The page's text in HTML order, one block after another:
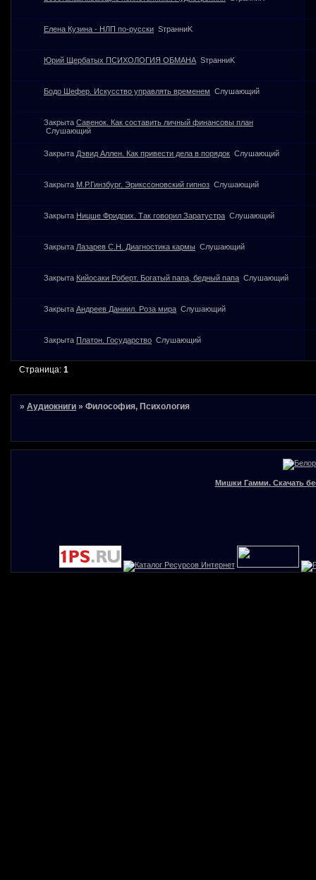
Елена Кузина - НЛП по-русски SтранниK
Юрий Щербатых ПСИХОЛОГИЯ ОБМАНА SтранниK
Бодо Шефер. Искусство управлять временем Слушающий
Закрыта Савенок. Как составить личный финансовы план
Слушающий
Закрыта Дэвид Аллен. Как привести дела в порядок Слушающий
Закрыта М.Р.Гинзбург. Эрикссоновский гипноз Слушающий
Закрыта Ницше Фридрих. Так говорил Заратустра Слушающий
Закрыта Лазарев С.Н. Диагностика кармы Слушающий
Закрыта Кийосаки Роберт. Богатый папа, бедный папа Слушающий
Закрыта Андреев Даниил. Роза мира Слушающий
Закрыта Платон. Государство Слушающий
Страница:1
»Аудиокниги »Философия, Психология
Мишки Гамми. Скачать